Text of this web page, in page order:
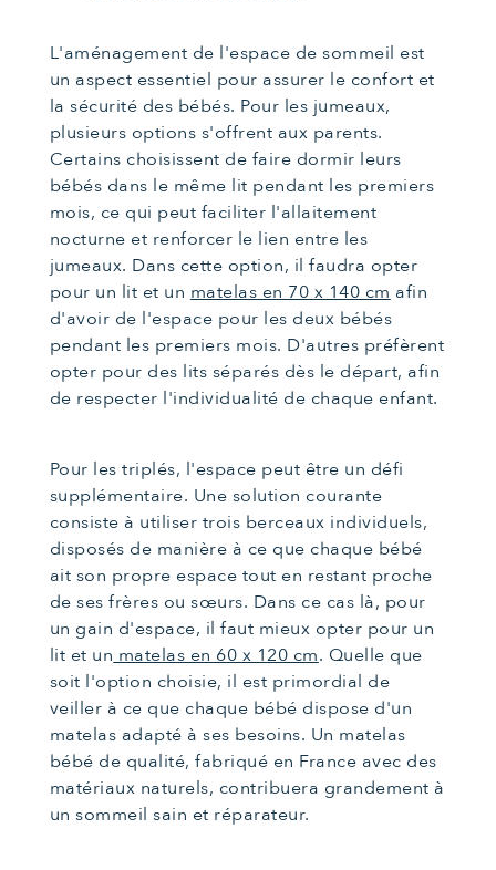
L'aménagement de l'espace de sommeil est
un aspect essentiel pour assurer le confort et
la sécurité des bébés. Pour les jumeaux,
plusieurs options s'offrent aux parents.
Certains choisissent de faire dormir leurs
bébés dans le même lit pendant les premiers
mois, ce qui peut faciliter l'allaitement
nocturne et renforcer le lien entre les
jumeaux. Dans cette option, il faudra opter
pour un lit et un matelas en 70 x 140 cm afin
d'avoir de l'espace pour les deux bébés
pendant les premiers mois. D'autres préfèrent
opter pour des lits séparés dès le départ, afin
de respecter l'individualité de chaque enfant.
Pour les triplés, l'espace peut être un défi
supplémentaire. Une solution courante
consiste à utiliser trois berceaux individuels,
disposés de manière à ce que chaque bébé
ait son propre espace tout en restant proche
de ses frères ou sœurs. Dans ce cas là, pour
un gain d'espace, il faut mieux opter pour un
lit et un matelas en 60 x 120 cm. Quelle que
soit l'option choisie, il est primordial de
veiller à ce que chaque bébé dispose d'un
matelas adapté à ses besoins. Un matelas
bébé de qualité, fabriqué en France avec des
matériaux naturels, contribuera grandement à
un sommeil sain et réparateur.